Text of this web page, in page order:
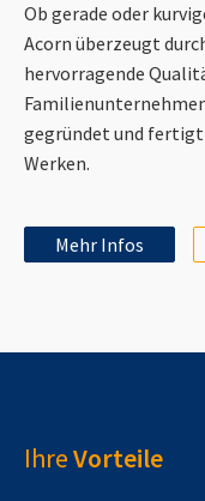
Ob gerade oder
Acorn überzeugt
hervorragende
gegründet und
Werken.
Mehr Infos
IhreVorteile